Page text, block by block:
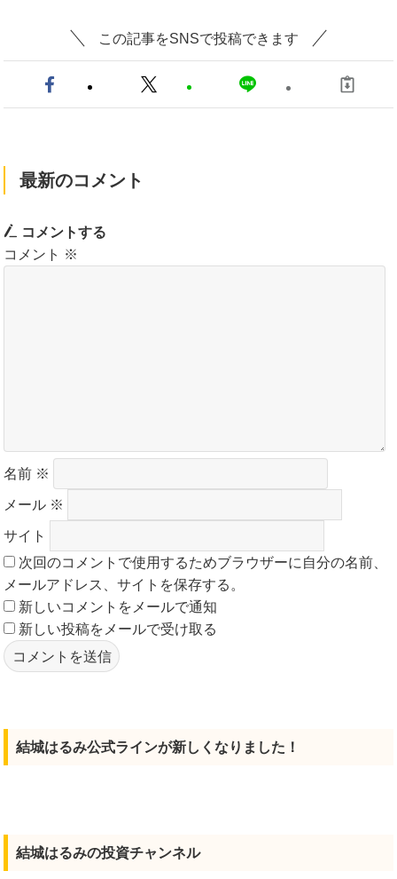
この記事をSNSで投稿できます
最新のコメント
コメントする
コメント ※
名前 ※
メール ※
サイト
次回のコメントで使用するためブラウザーに自分の名前、
メールアドレス、サイトを保存する。
新しいコメントをメールで通知
新しい投稿をメールで受け取る
結城はるみ公式ラインが新しくなりました！
結城はるみの投資チャンネル